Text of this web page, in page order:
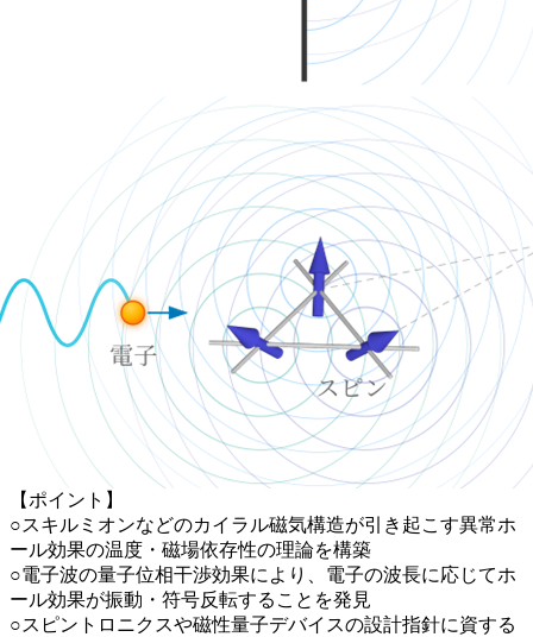
【ポイント】
○スキルミオンなどのカイラル磁気構造が引き起こす異常ホ
ール効果の温度・磁場依存性の理論を構築
○電子波の量子位相干渉効果により、電子の波長に応じてホ
ール効果が振動・符号反転することを発見
○スピントロニクスや磁性量子デバイスの設計指針に資する